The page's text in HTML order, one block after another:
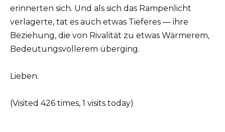
erinnerten sich. Und als sich das Rampenlicht
verlagerte, tat es auch etwas Tieferes — ihre
Beziehung, die von Rivalität zu etwas Wärmerem,
Bedeutungsvollerem überging.
Lieben.
(Visited 426 times, 1 visits today)